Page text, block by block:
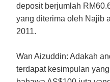
deposit berjumlah
yang diterima oleh Najib
2011.
Wan Aizuddin: Adakah
terdapat kesimpulan